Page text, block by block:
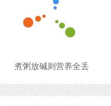
煮粥放碱则营养全丢